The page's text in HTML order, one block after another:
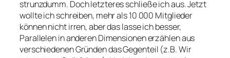
strunzdumm. Doch letzteres schließe ich aus. Jetzt
wollte ich schreiben, mehr als 10 000 Mitglieder
können nicht irren, aber das lasse ich besser,
Parallelen in anderen Dimensionen erzählen aus
verschiedenen Gründen das Gegenteil (z.B. Wir